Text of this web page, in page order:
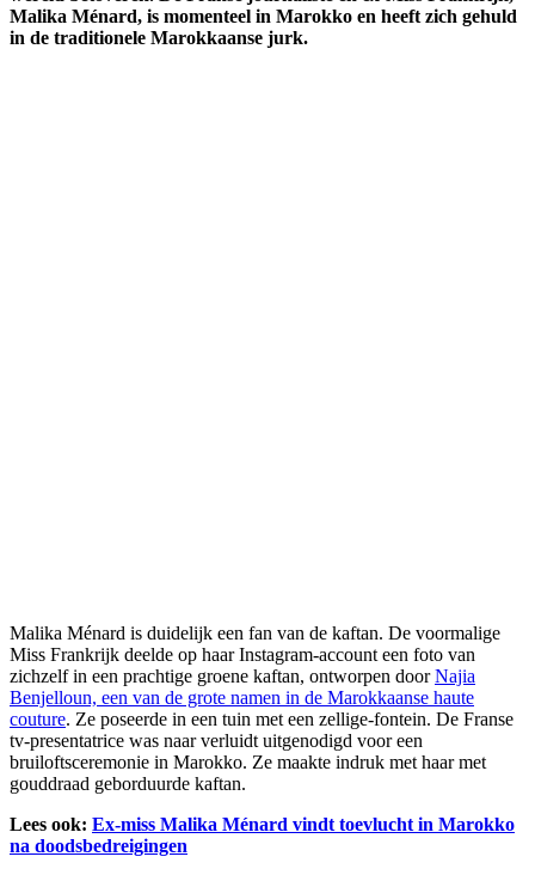
Malika Ménard, is momenteel in Marokko en heeft zich gehuld
in de traditionele Marokkaanse jurk.
Malika Ménard is duidelijk een fan van de kaftan. De voormalige
Miss Frankrijk deelde op haar Instagram-account een foto van
zichzelf in een prachtige groene kaftan, ontworpen doorNajia
Benjelloun, een van de grote namen in de Marokkaanse haute
couture. Ze poseerde in een tuin met een zellige-fontein. De Franse
tv-presentatrice was naar verluidt uitgenodigd voor een
bruiloftsceremonie in Marokko. Ze maakte indruk met haar met
gouddraad geborduurde kaftan.
Lees ook: Ex-miss Malika Ménard vindt toevlucht in Marokko
na doodsbedreigingen